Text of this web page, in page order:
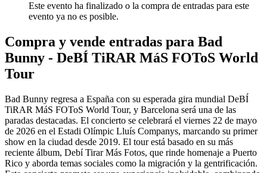
Este evento ha finalizado o la compra de entradas para este
evento ya no es posible.
Compra y vende entradas para Bad
Bunny - DeBÍ TiRAR MáS FOToS World
Tour
Bad Bunny regresa a España con su esperada gira mundial DeBÍ
TiRAR MáS FOToS World Tour, y Barcelona será una de las
paradas destacadas. El concierto se celebrará el viernes 22 de mayo
de 2026 en el Estadi Olímpic Lluís Companys, marcando su primer
show en la ciudad desde 2019. El tour está basado en su más
reciente álbum, Debí Tirar Más Fotos, que rinde homenaje a Puerto
Rico y aborda temas sociales como la migración y la gentrificación.